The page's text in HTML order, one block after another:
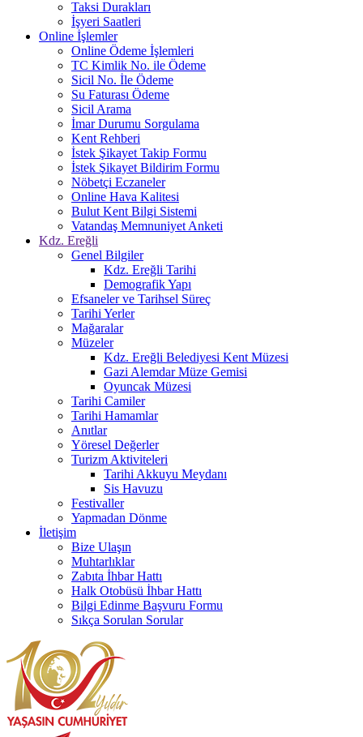
Taksi Durakları
İşyeri Saatleri
Online İşlemler
Online Ödeme İşlemleri
TC Kimlik No. ile Ödeme
Sicil No. İle Ödeme
Su Faturası Ödeme
Sicil Arama
İmar Durumu Sorgulama
Kent Rehberi
İstek Şikayet Takip Formu
İstek Şikayet Bildirim Formu
Nöbetçi Eczaneler
Online Hava Kalitesi
Bulut Kent Bilgi Sistemi
Vatandaş Memnuniyet Anketi
Kdz. Ereğli
Genel Bilgiler
Kdz. Ereğli Tarihi
Demografik Yapı
Efsaneler ve Tarihsel Süreç
Tarihi Yerler
Mağaralar
Müzeler
Kdz. Ereğli Belediyesi Kent Müzesi
Gazi Alemdar Müze Gemisi
Oyuncak Müzesi
Tarihi Camiler
Tarihi Hamamlar
Anıtlar
Yöresel Değerler
Turizm Aktiviteleri
Tarihi Akkuyu Meydanı
Sis Havuzu
Festivaller
Yapmadan Dönme
İletişim
Bize Ulaşın
Muhtarlıklar
Zabıta İhbar Hattı
Halk Otobüsü İhbar Hattı
Bilgi Edinme Başvuru Formu
Sıkça Sorulan Sorular